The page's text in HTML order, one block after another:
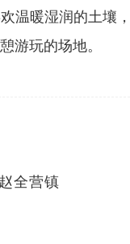
温暖湿润的土壤
游玩的场地。
全营镇